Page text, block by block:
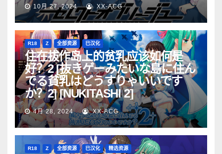
10月 27, 2024 XX-ACG
R18 Z 全部资源 已汉化
住在拔作岛上的贫乳应该如何是
好？2 [抜きゲーみたいな島に住ん
でる貧乳はどうすりゃいいです
か？2] [NUKITASHI 2]
4月 28, 2024 XX-ACG
R18 Z 全部资源 已汉化 精选资源